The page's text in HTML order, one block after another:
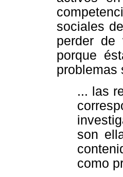
sociales
perder de
porque
problemas
... las
son
como